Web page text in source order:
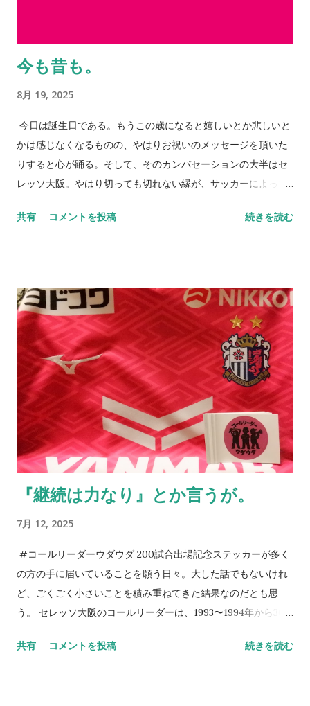
今も昔も。
8月 19, 2025
今日は誕生日である。もうこの歳になると嬉しいとか悲しいと
かは感じなくなるものの、やはりお祝いのメッセージを頂いた
りすると心が踊る。そして、そのカンバセーションの大半はセ
レッソ大阪。やはり切っても切れない縁が、サッカーによって
てはいるものの、それでも多くのところも顔を出したいと思う
た。札幌に行く用があり少し足を伸ばしたわけだ。グラウンド
に着いた瞬間に我が目を疑った。ものすごい数のセレッソ大阪
サポーターがいたのだから当たり前と言えば当たり前だ。勿論
ご家族の方が多いとは思うが、こんなにいるとは想像していな
かった。 身内以外のサポーターが単独で行けるかというと厳し
い面もあるだろうが、その中でもサポートに向かう方々はい
る。セレッソ大阪のサポーターの歴史はこのようにして続いて
いっていることに、誕生日以上に感激してしまう。アカデミー
の監督に言われた一言を思い出す。 それだけがすべてじゃない
のも真実。だが、綺麗なコレオを作るとか、迫力ある応援がで
きるとかだけではない、「サポーターとは一体何なのか」を考
後10年後のクラブはきっと彼らが支える。そのサポートを。 今
日は誕生日である。プレゼントを求めるよりも、セレッソ大阪
に関わる方々のKindleの片隅に「 朝、目覚めたら、そこにセレ
ッソライフが。 」を置いてくださることのほうが本当に嬉しく
思える。今も昔も次世代のために手を打っていくのが役目だ
共有 コメントを投稿 続きを読む
『継続は力なり』とか言うが。
7月 12, 2025
#コールリーダーウダウダ 200試合出場記念ステッカーが多く
の方の手に届いていることを願う日々。大した話でもないけれ
ど、ごくごく小さいことを積み重ねてきた結果なのだとも思
う。 セレッソ大阪のコールリーダーは、1993〜1994年から30
ゃ崩れない。セレッソ大阪は、Jリーグはそうやって成長してき
共有 コメントを投稿 続きを読む